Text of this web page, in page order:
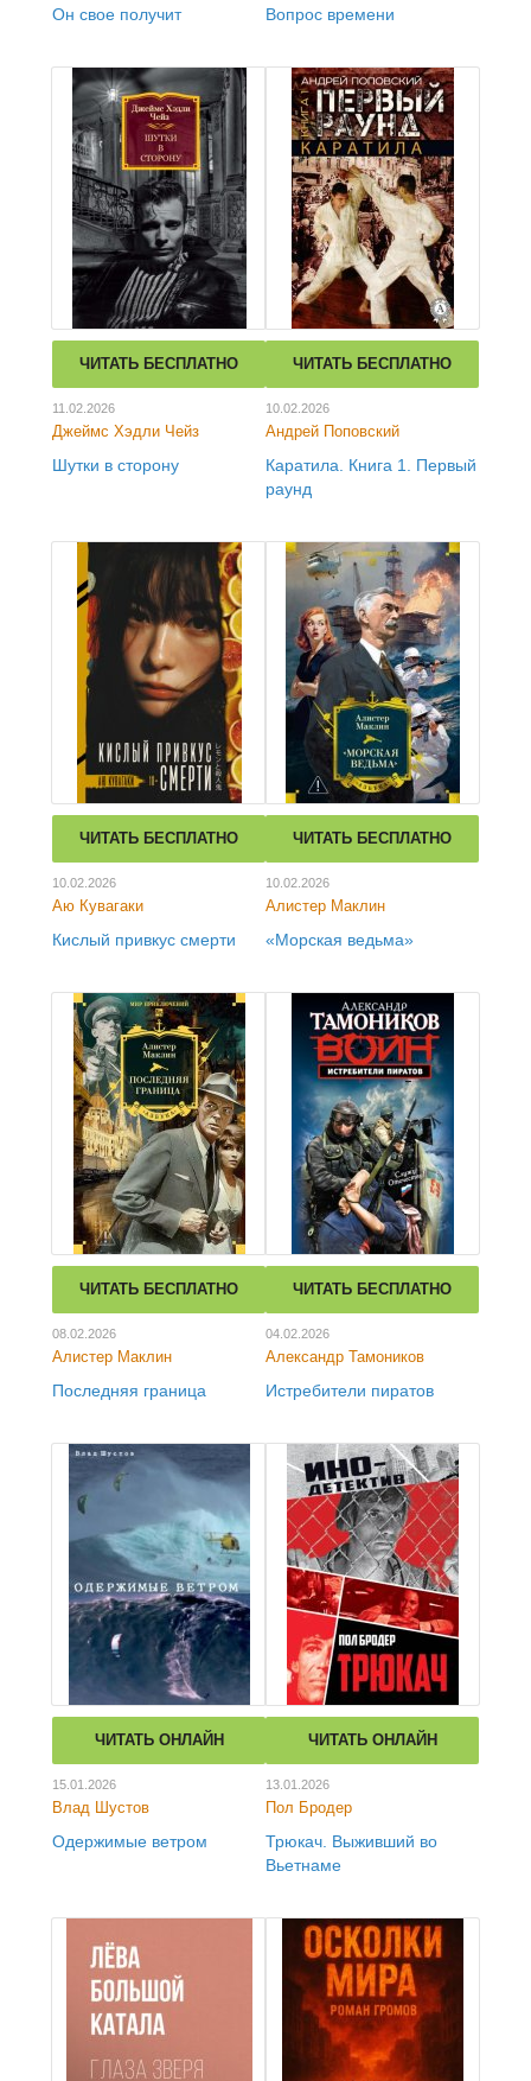
Он свое получит Вопрос времени
ЧИТАТЬ БЕСПЛАТНО
11.02.2026
Джеймс Хэдли Чейз
Шутки в сторону
ЧИТАТЬ БЕСПЛАТНО
10.02.2026
Андрей Поповский
Каратила. Книга 1. Первый
раунд
ЧИТАТЬ БЕСПЛАТНО
10.02.2026
Аю Кувагаки
Кислый привкус смерти
ЧИТАТЬ БЕСПЛАТНО
10.02.2026
Алистер Маклин
«Морская ведьма»
ЧИТАТЬ БЕСПЛАТНО
08.02.2026
Алистер Маклин
Последняя граница
ЧИТАТЬ БЕСПЛАТНО
04.02.2026
Александр Тамоников
Истребители пиратов
ЧИТАТЬ ОНЛАЙН
15.01.2026
Влад Шустов
Одержимые ветром
ЧИТАТЬ ОНЛАЙН
13.01.2026
Пол Бродер
Трюкач. Выживший во
Вьетнаме